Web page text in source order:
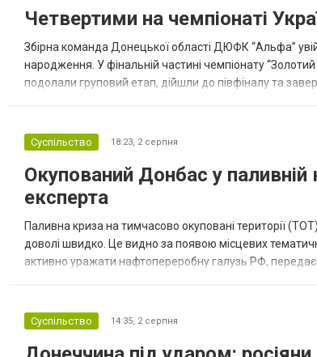
Четвертими на чемпіонаті
Збірна команда Донецької області ДЮФК “Альфа”
народження. У фінальній частині чемпіонату
подолали груповий етап, дійшли до півфіналу та
Суспільство 18:23, 2 серпня
Окупований Донбас у паливній
експерта
Паливна криза на тимчасово окуповані території
доволі швидко. Це видно за появою місцевих
активно уражати нафтопереробну галузь РФ,
Суспільство 14:35, 2 серпня